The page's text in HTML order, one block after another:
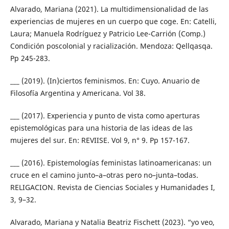
Alvarado, Mariana (2021). La multidimensionalidad de las
experiencias de mujeres en un cuerpo que coge. En: Catelli,
Laura; Manuela Rodríguez y Patricio Lee-Carrión (Comp.)
Condición poscolonial y racialización. Mendoza: Qellqasqa.
Pp 245-283.
___ (2019). (In)ciertos feminismos. En: Cuyo. Anuario de
Filosofía Argentina y Americana. Vol 38.
___ (2017). Experiencia y punto de vista como aperturas
epistemológicas para una historia de las ideas de las
mujeres del sur. En: REVIISE. Vol 9, n° 9. Pp 157-167.
___ (2016). Epistemologías feministas latinoamericanas: un
cruce en el camino junto–a–otras pero no–junta–todas.
RELIGACION. Revista de Ciencias Sociales y Humanidades I,
3, 9–32.
Alvarado, Mariana y Natalia Beatriz Fischett (2023). “yo veo,